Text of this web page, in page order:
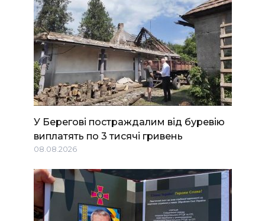
У Берегові постраждалим від буревію
виплатять по 3 тисячі гривень
08.08.2026